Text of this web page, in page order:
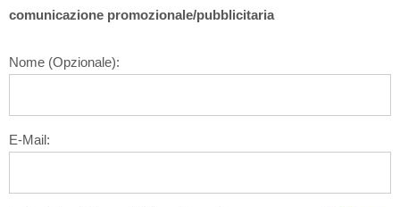
comunicazione promozionale/pubblicitaria
Nome (Opzionale):
E-Mail: